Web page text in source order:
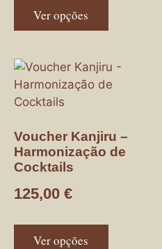
Ver opções
Voucher Kanjiru –
Harmonização de
Cocktails
125,00 €
Ver opções